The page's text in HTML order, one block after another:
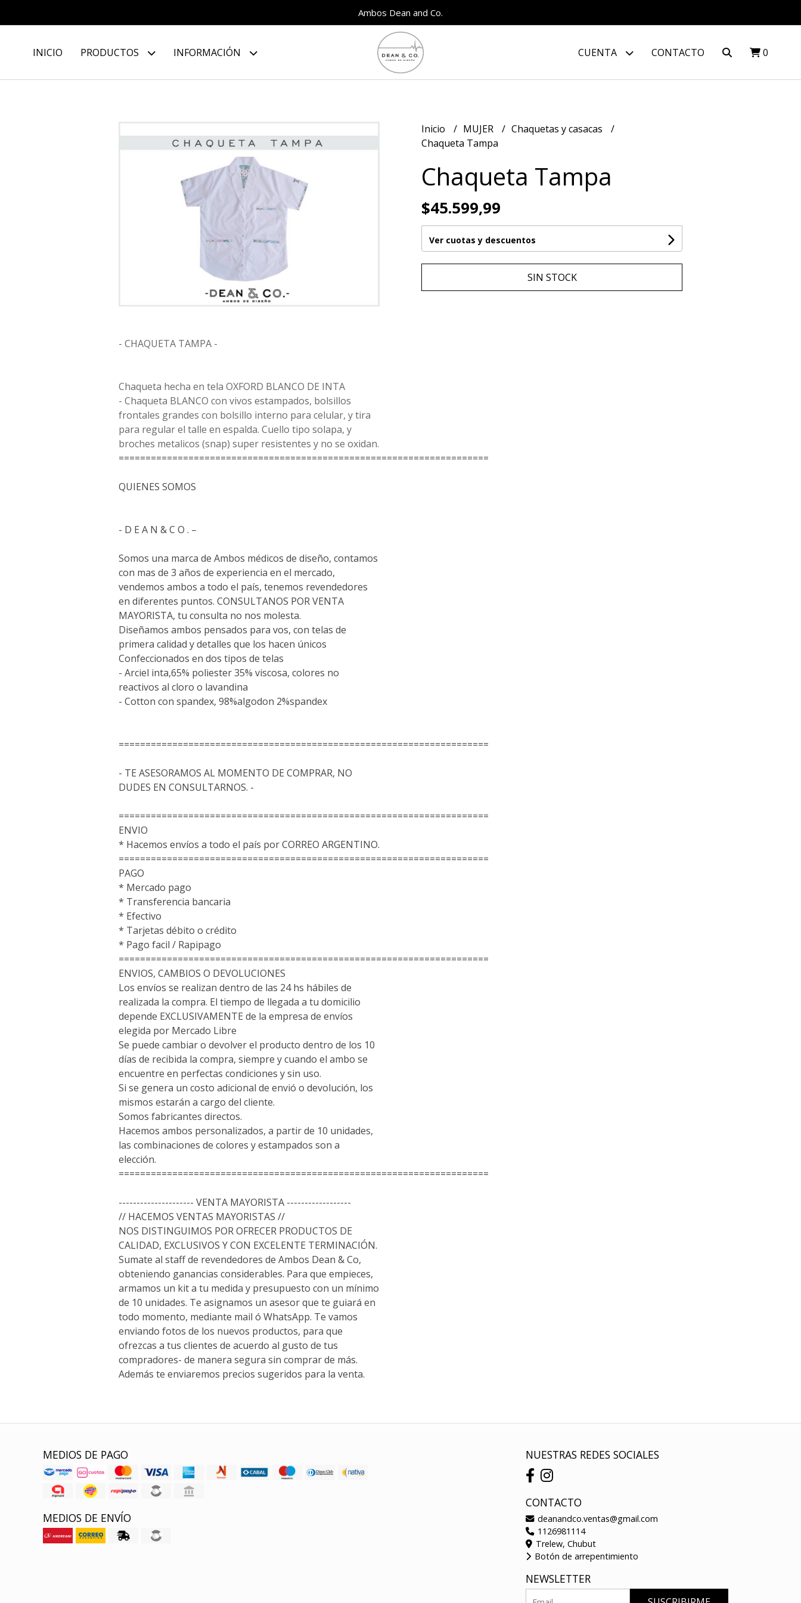
Ambos Dean and Co.
INICIO PRODUCTOS INFORMACIÓN CUENTA CONTACTO 0
- CHAQUETA TAMPA -
Chaqueta hecha en tela OXFORD BLANCO DE INTA
- Chaqueta BLANCO con vivos estampados, bolsillos
frontales grandes con bolsillo interno para celular, y tira
para regular el talle en espalda. Cuello tipo solapa, y
broches metalicos (snap) super resistentes y no se oxidan.
=====================================================================
QUIENES SOMOS
- D E A N & C O . –
Somos una marca de Ambos médicos de diseño, contamos
con mas de 3 años de experiencia en el mercado,
vendemos ambos a todo el país, tenemos revendedores
en diferentes puntos. CONSULTANOS POR VENTA
MAYORISTA, tu consulta no nos molesta.
Diseñamos ambos pensados para vos, con telas de
primera calidad y detalles que los hacen únicos
Confeccionados en dos tipos de telas
- Arciel inta,65% poliester 35% viscosa, colores no
reactivos al cloro o lavandina
- Cotton con spandex, 98%algodon 2%spandex
=====================================================================
- TE ASESORAMOS AL MOMENTO DE COMPRAR, NO
DUDES EN CONSULTARNOS. -
=====================================================================
ENVIO
* Hacemos envíos a todo el país por CORREO ARGENTINO.
=====================================================================
PAGO
* Mercado pago
* Transferencia bancaria
* Efectivo
* Tarjetas débito o crédito
* Pago facil / Rapipago
=====================================================================
ENVIOS, CAMBIOS O DEVOLUCIONES
Los envíos se realizan dentro de las 24 hs hábiles de
realizada la compra. El tiempo de llegada a tu domicilio
depende EXCLUSIVAMENTE de la empresa de envíos
elegida por Mercado Libre
Se puede cambiar o devolver el producto dentro de los 10
días de recibida la compra, siempre y cuando el ambo se
encuentre en perfectas condiciones y sin uso.
Si se genera un costo adicional de envió o devolución, los
mismos estarán a cargo del cliente.
Somos fabricantes directos.
Hacemos ambos personalizados, a partir de 10 unidades,
las combinaciones de colores y estampados son a
elección.
=====================================================================
--------------------- VENTA MAYORISTA ------------------
// HACEMOS VENTAS MAYORISTAS //
NOS DISTINGUIMOS POR OFRECER PRODUCTOS DE
CALIDAD, EXCLUSIVOS Y CON EXCELENTE TERMINACIÓN.
Sumate al staff de revendedores de Ambos Dean & Co,
obteniendo ganancias considerables. Para que empieces,
armamos un kit a tu medida y presupuesto con un mínimo
de 10 unidades. Te asignamos un asesor que te guiará en
todo momento, mediante mail ó WhatsApp. Te vamos
enviando fotos de los nuevos productos, para que
ofrezcas a tus clientes de acuerdo al gusto de tus
compradores- de manera segura sin comprar de más.
Además te enviaremos precios sugeridos para la venta.
Inicio MUJER
Chaquetas y casacas
Chaqueta Tampa
Chaqueta Tampa
$45.599,99
Ver cuotas y descuentos
SIN STOCK
MEDIOS DE PAGO
MEDIOS DE ENVÍO
NUESTRAS REDES SOCIALES
CONTACTO
deanandco.ventas@gmail.com
1126981114
Trelew, Chubut
Botón de arrepentimiento
NEWSLETTER